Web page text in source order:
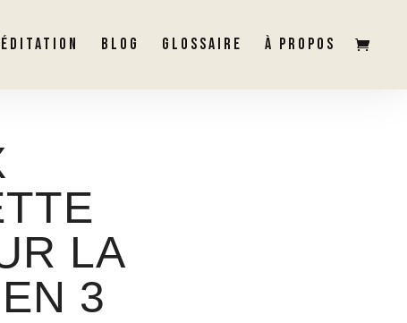
BLOG GLOSSAIRE À PROPOS
LA
3